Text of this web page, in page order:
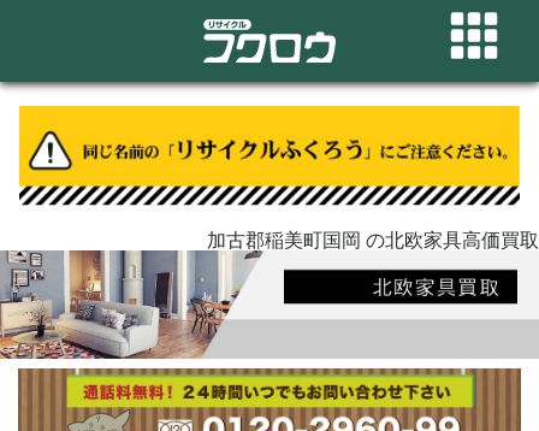
加古郡稲美町国岡 の北欧家具高価買取